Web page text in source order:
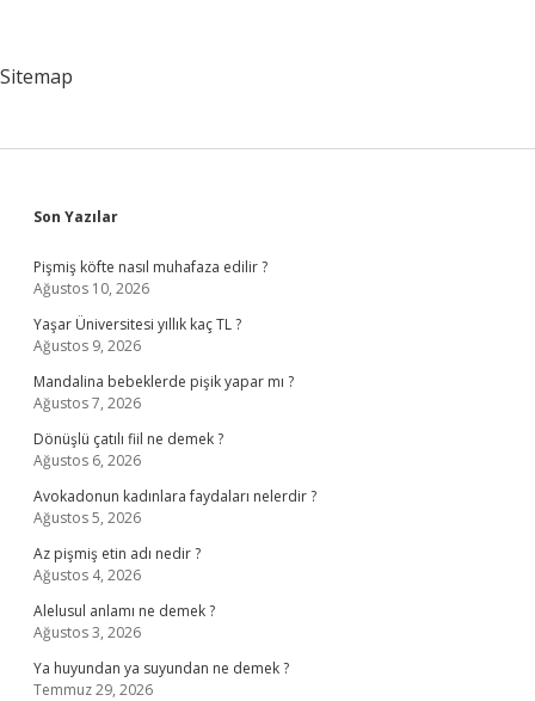
Sitemap
Sidebar
Son Yazılar
Pişmiş köfte nasıl muhafaza edilir ?
Ağustos 10, 2026
Yaşar Üniversitesi yıllık kaç TL ?
Ağustos 9, 2026
Mandalina bebeklerde pişik yapar mı ?
Ağustos 7, 2026
Dönüşlü çatılı fiil ne demek ?
Ağustos 6, 2026
Avokadonun kadınlara faydaları nelerdir ?
Ağustos 5, 2026
Az pişmiş etin adı nedir ?
Ağustos 4, 2026
Alelusul anlamı ne demek ?
Ağustos 3, 2026
Ya huyundan ya suyundan ne demek ?
Temmuz 29, 2026